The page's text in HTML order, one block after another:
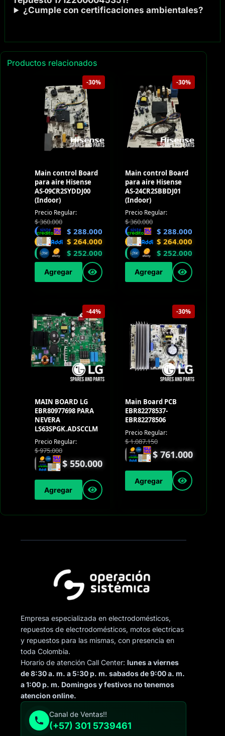
¿Cumple con certificaciones ambientales?
Productos relacionados
-30%
Main control Board
para aire Hisense
AS-09CR2SYDDJ00
(Indoor)
Precio Regular:
$360.000
$ 288.000
$ 264.000
$ 252.000
Agregar
-30%
Main control Board
para aire Hisense
AS-24CR2SBBDJ01
(Indoor)
Precio Regular:
$360.000
$ 288.000
$ 264.000
$ 252.000
Agregar
-44%
MAIN BOARD LG
EBR80977698 PARA
NEVERA
LS63SPGK.ADSCCLM
Precio Regular:
$975.000
$ 550.000
Agregar
-30%
Main Board PCB
EBR82278537-
EBR82278506
Precio Regular:
$1.087.150
$ 761.000
Agregar
Empresa especializada en electrodomésticos,
repuestos de electrodomésticos, motos electricas
y repuestos para las mismas, con presencia en
toda Colombia.
Horario de atención Call Center:lunes a viernes
de 8:30 a. m. a 5:30 p. m. sabados de 9:00 a. m.
a 1:00 p. m. Domingos y festivos no tenemos
atencion online.
Canal de Ventas!!
(+57) 301 5739461